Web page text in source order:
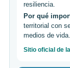
resiliencia.
Por qué
territorial con
medios de vida.
Sitio oficial de